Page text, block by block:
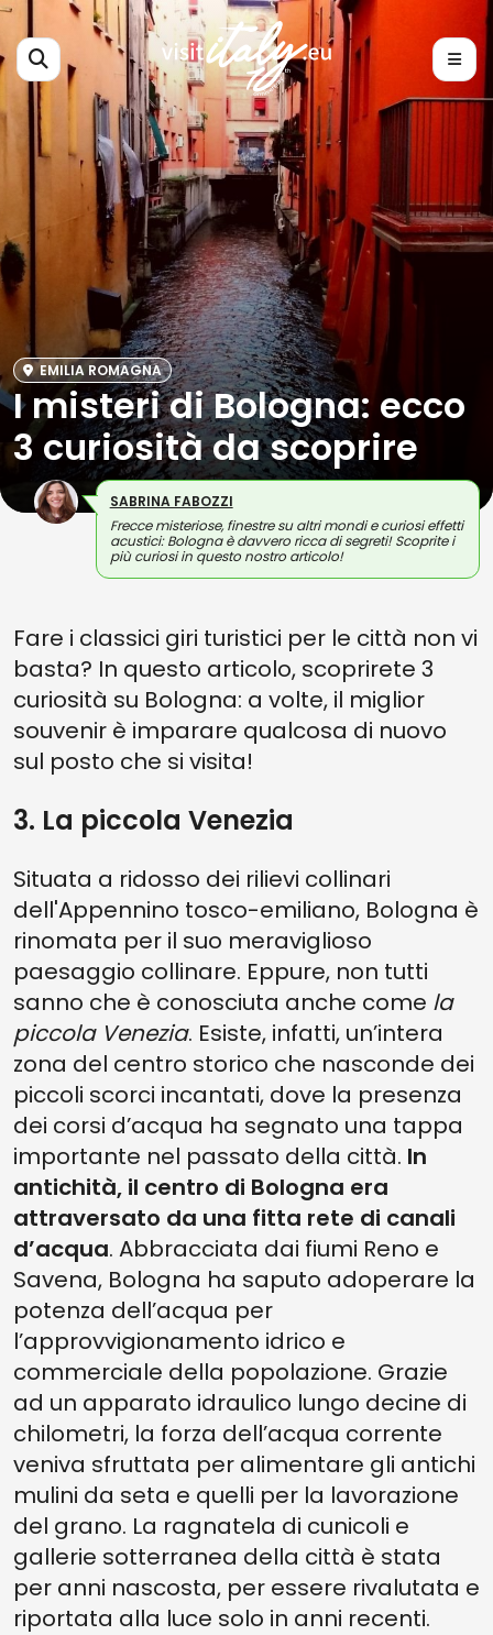
EMILIA ROMAGNA
I misteri di Bologna: ecco
3 curiosità da scoprire
SABRINA FABOZZI
Frecce misteriose, finestre su altri mondi e curiosi effetti
acustici: Bologna è davvero ricca di segreti! Scoprite i
più curiosi in questo nostro articolo!
Fare i classici giri turistici per le città non vi
basta? In questo articolo, scoprirete 3
curiosità su Bologna: a volte, il miglior
souvenir è imparare qualcosa di nuovo
sul posto che si visita!
3. La piccola Venezia
Situata a ridosso dei rilievi collinari
dell'Appennino tosco-emiliano, Bologna è
rinomata per il suo meraviglioso
paesaggio collinare. Eppure, non tutti
sanno che è conosciuta anche come la
piccola Venezia. Esiste, infatti, un’intera
zona del centro storico che nasconde dei
piccoli scorci incantati, dove la presenza
dei corsi d’acqua ha segnato una tappa
importante nel passato della città. In
antichità, il centro di Bologna era
attraversato da una fitta rete di canali
d’acqua. Abbracciata dai fiumi Reno e
Savena, Bologna ha saputo adoperare la
potenza dell’acqua per
l’approvvigionamento idrico e
commerciale della popolazione. Grazie
ad un apparato idraulico lungo decine di
chilometri, la forza dell’acqua corrente
veniva sfruttata per alimentare gli antichi
mulini da seta e quelli per la lavorazione
del grano. La ragnatela di cunicoli e
gallerie sotterranea della città è stata
per anni nascosta, per essere rivalutata e
riportata alla luce solo in anni recenti.